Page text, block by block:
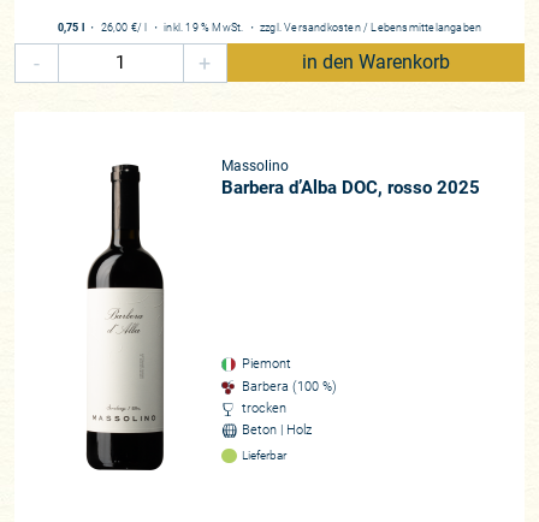
0,75 l ・ 26,00 €/ l ・inkl. 19 % MwSt. ・ zzgl.Versandkosten / Lebensmittelangaben
- + in den Warenkorb
Massolino
Barbera d’Alba DOC, rosso 2025
Piemont
Barbera (100 %)
trocken
Beton | Holz
Lieferbar